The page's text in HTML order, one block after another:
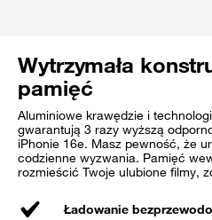
Wytrzymała
pamięć
Aluminiowe krawędzie i
gwarantują 3 razy wyższą
iPhonie 16e. Masz pewność, że
codzienne wyzwania. Pamięć
rozmieścić Twoje ulubione filmy,
Ładowanie